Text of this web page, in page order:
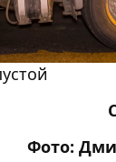
Фото: